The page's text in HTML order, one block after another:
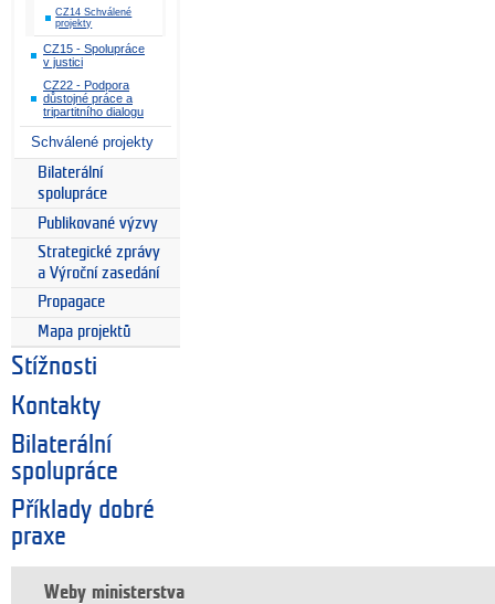
CZ14 Schválené
projekty
CZ15 - Spolupráce
v justici
CZ22 - Podpora
důstojné práce a
tripartitního dialogu
Schválené projekty
Bilaterální
spolupráce
Publikované výzvy
Strategické zprávy
a Výroční zasedání
Propagace
Mapa projektů
Stížnosti
Kontakty
Bilaterální
spolupráce
Příklady dobré
praxe
Weby ministerstva